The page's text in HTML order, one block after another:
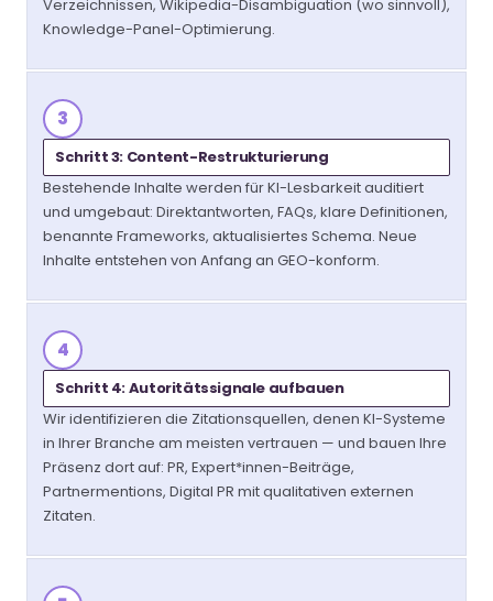
Verzeichnissen, Wikipedia-Disambiguation (wo sinnvoll),
Knowledge-Panel-Optimierung.
3
Schritt 3: Content-Restrukturierung
Bestehende Inhalte werden für KI-Lesbarkeit auditiert
und umgebaut: Direktantworten, FAQs, klare Definitionen,
benannte Frameworks, aktualisiertes Schema. Neue
Inhalte entstehen von Anfang an GEO-konform.
4
Schritt 4: Autoritätssignale aufbauen
Wir identifizieren die Zitationsquellen, denen KI-Systeme
in Ihrer Branche am meisten vertrauen — und bauen Ihre
Präsenz dort auf: PR, Expert*innen-Beiträge,
Partnermentions, Digital PR mit qualitativen externen
Zitaten.